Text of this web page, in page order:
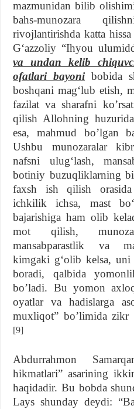
mazmunidan bilib
bahs-munozara
rivojlantirishda katta
G‘azzoliy “Ihyou
va undan kelib
ofatlari bayonibobida
boshqani mag‘lub etish,
fazilat va sharafni
qilish Allohning
esa, mahmud bo’lgan
Ushbu munozaralar
nafsni ulug‘lash,
botiniy buzuqliklarning
faxsh ish qilish
ichkilik ichsa, mast
bajarishiga ham olib
mot qilish,
mansabparastlik va
kimgaki g‘olib kelsa,
boradi, qalbida
bo’ladi. Bu yomon
oyatlar va hadislarga
muxliqot” bo’limida zikr
[9]
Abdurrahmon
hikmatlari” asarining
haqidadir. Bu bobda
Lays shunday deydi: